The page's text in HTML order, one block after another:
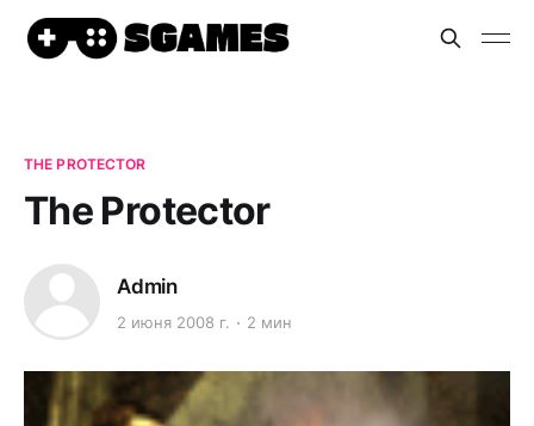
THE PROTECTOR
The Protector
Admin
2 июня 2008 г. 2 мин